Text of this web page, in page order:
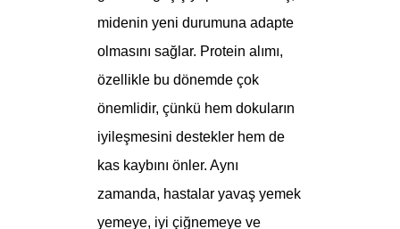
midenin yeni durumuna adapte
olmasını sağlar. Protein alımı,
özellikle bu dönemde çok
önemlidir, çünkü hem dokuların
iyileşmesini destekler hem de
kas kaybını önler. Aynı
zamanda, hastalar yavaş yemek
yemeye, iyi çiğnemeye ve